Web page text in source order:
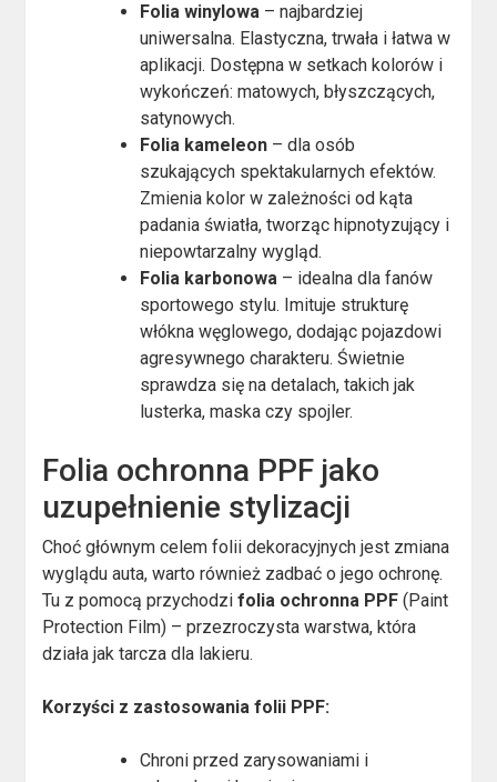
Folia winylowa – najbardziej
uniwersalna. Elastyczna, trwała i łatwa w
aplikacji. Dostępna w setkach kolorów i
wykończeń: matowych, błyszczących,
satynowych.
Folia kameleon – dla osób
szukających spektakularnych efektów.
Zmienia kolor w zależności od kąta
padania światła, tworząc hipnotyzujący i
niepowtarzalny wygląd.
Folia karbonowa – idealna dla fanów
sportowego stylu. Imituje strukturę
włókna węglowego, dodając pojazdowi
agresywnego charakteru. Świetnie
sprawdza się na detalach, takich jak
lusterka, maska czy spojler.
Folia ochronna PPF jako
uzupełnienie stylizacji
Choć głównym celem folii dekoracyjnych jest zmiana
wyglądu auta, warto również zadbać o jego ochronę.
Tu z pomocą przychodzifolia ochronna PPF (Paint
Protection Film) – przezroczysta warstwa, która
działa jak tarcza dla lakieru.
Korzyści z zastosowania folii PPF:
Chroni przed zarysowaniami i